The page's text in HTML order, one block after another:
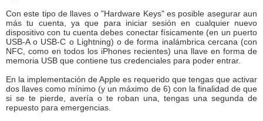
Con este tipo de llaves o "Hardware Keys" es posible asegurar aun
más tu cuenta, ya que para iniciar sesión en cualquier nuevo
dispositivo con tu cuenta debes conectar físicamente (en un puerto
USB-A o USB-C o Lightning) o de forma inalámbrica cercana (con
NFC, como en todos los iPhones recientes) una llave en forma de
memoria USB que contiene tus credenciales para poder entrar.
En la implementación de Apple es requerido que tengas que activar
dos llaves como mínimo (y un máximo de 6) con la finalidad de que
si se te pierde, avería o te roban una, tengas una segunda de
repuesto para emergencias.